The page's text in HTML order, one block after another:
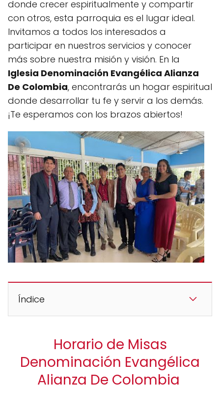
donde crecer espiritualmente y compartir
con otros, esta parroquia es el lugar ideal.
Invitamos a todos los interesados a
participar en nuestros servicios y conocer
más sobre nuestra misión y visión. En la
Iglesia Denominación Evangélica Alianza
De Colombia, encontrarás un hogar espiritual
donde desarrollar tu fe y servir a los demás.
¡Te esperamos con los brazos abiertos!
Índice
Horario de Misas
Denominación Evangélica
Alianza De Colombia